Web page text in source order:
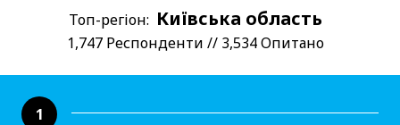
Топ-регіон: Київська область
1,747 Респонденти // 3,534 Опитано
1